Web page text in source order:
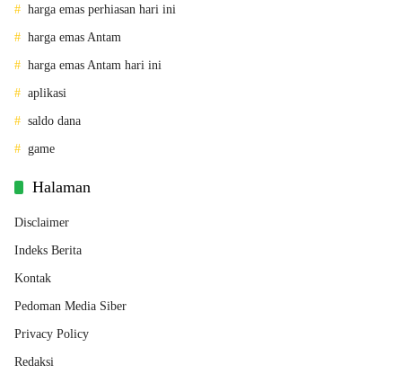
harga emas perhiasan hari ini
harga emas Antam
harga emas Antam hari ini
aplikasi
saldo dana
game
Halaman
Disclaimer
Indeks Berita
Kontak
Pedoman Media Siber
Privacy Policy
Redaksi